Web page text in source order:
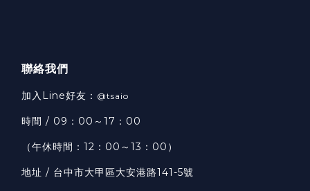
聯絡我們
加入Line好友： @tsaio
時間 / 09：00～17：00
（午休時間：12：00～13：00）
地址 / 台中市大甲區大安港路141-5號